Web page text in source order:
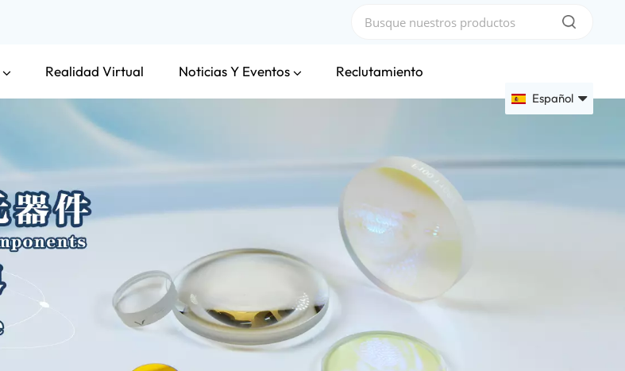
Realidad Virtual Noticias Y Eventos Reclutamiento
Español
English
Français